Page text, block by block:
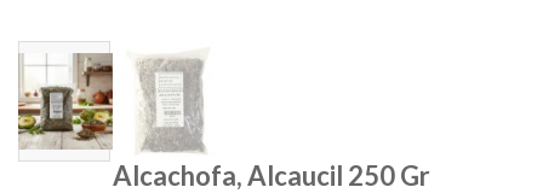
Alcachofa, Alcaucil 250 Gr